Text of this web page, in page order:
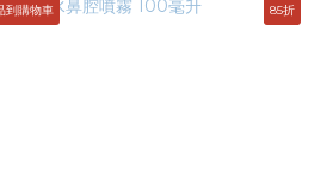
到購物車 85折